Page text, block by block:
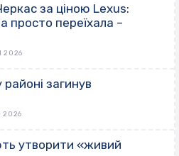
за ціною Lexus:
просто переїхала –
2026
загинув
2026
утворити «живий